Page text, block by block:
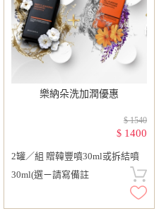
樂納朵洗加潤優惠
$ 1540
$ 1400
2罐／組 贈韓豐噴30ml或拆結噴
30ml(選ㄧ請寫備註